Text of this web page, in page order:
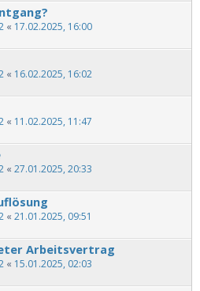
« 17.02.2025, 16:00
« 16.02.2025, 16:02
« 11.02.2025, 11:47
« 27.01.2025, 20:33
« 21.01.2025, 09:51
Arbeitsvertrag
« 15.01.2025, 02:03